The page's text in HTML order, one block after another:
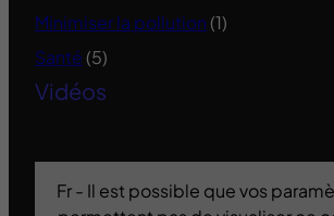
Minimiser la pollution (1)
Santé (5)
Vidéos
Fr - Il est possible que vos